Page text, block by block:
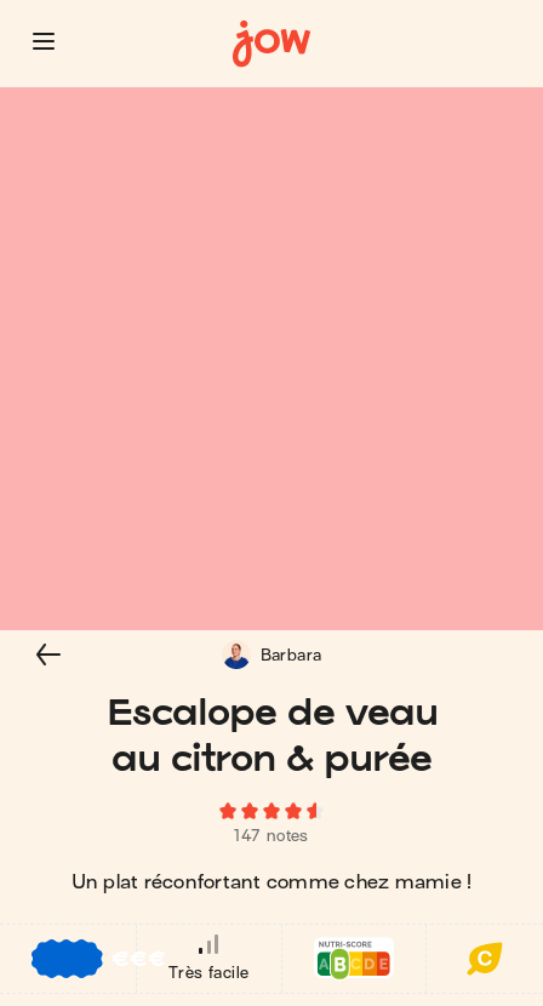
Escalope de veau
au citron & purée
147 notes
Un plat réconfortant comme chez mamie !
Barbara
€€€
Très facile